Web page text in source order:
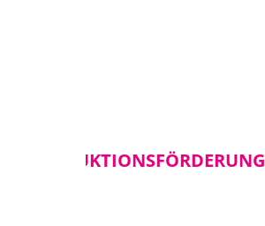
PRODUKTIONSFÖRDERUNG